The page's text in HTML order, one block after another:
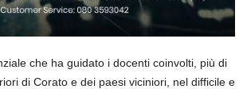
che ha guidato i docenti coinvolti, più di
di Corato e dei paesi viciniori, nel difficile e